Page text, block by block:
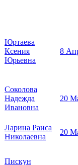
Юртаева
Ксения
Юрьевна
8
Соколова
Надежда
Ивановна
20
Ларина Раиса
Николаевна
20
Пискун